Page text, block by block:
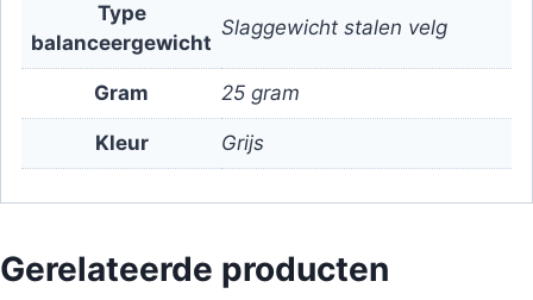
Type
balanceergewicht
Slaggewicht stalen velg
Gram 25 gram
Kleur Grijs
Gerelateerde producten